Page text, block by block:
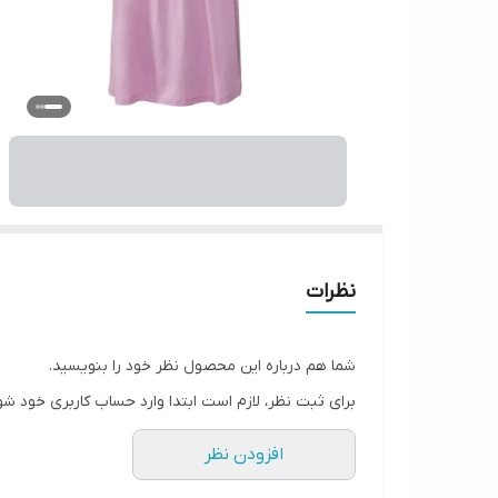
نظرات
شما هم درباره این محصول نظر خود را بنویسید.
برای ثبت نظر، لازم است ابتدا وارد حساب کاربری خود
افزودن نظر